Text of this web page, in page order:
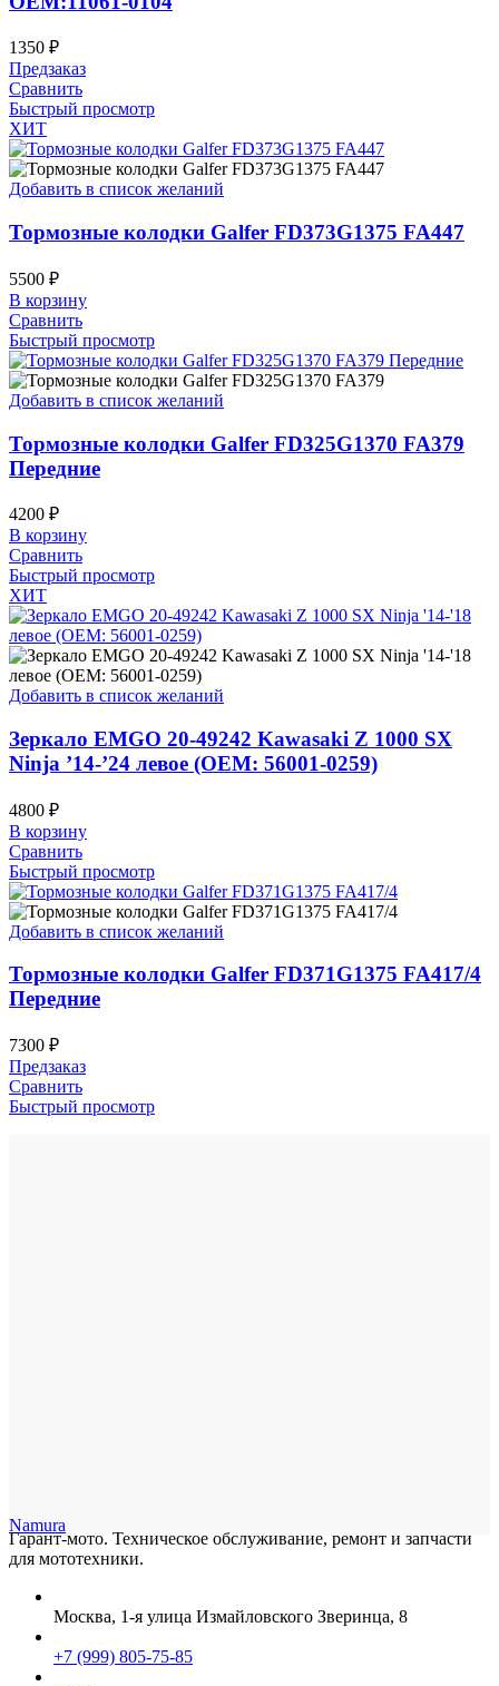
1350 ₽
Предзаказ
Сравнить
Быстрый просмотр
ХИТ
Добавить в список желаний
Тормозные колодки Galfer FD373G1375 FA447
5500 ₽
В корзину
Сравнить
Быстрый просмотр
Добавить в список желаний
Тормозные колодки Galfer FD325G1370 FA379
Передние
4200 ₽
В корзину
Сравнить
Быстрый просмотр
ХИТ
Добавить в список желаний
Зеркало EMGO 20-49242 Kawasaki Z 1000 SX
Ninja ’14-’24 левое (OEM: 56001-0259)
4800 ₽
В корзину
Сравнить
Быстрый просмотр
Добавить в список желаний
Тормозные колодки Galfer FD371G1375 FA417/4
Передние
7300 ₽
Предзаказ
Сравнить
Быстрый просмотр
Namura
Гарант-мото. Техническое обслуживание, ремонт и запчасти
для мототехники.
Москва, 1-я улица Измайловского Зверинца, 8
+7 (999) 805-75-85